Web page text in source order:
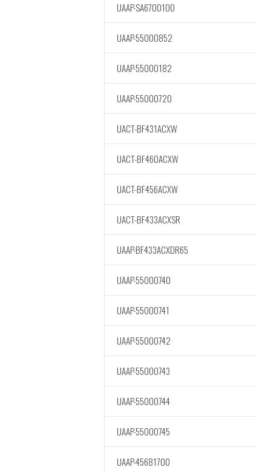
UAAP-SA6700100
UAAP-55000852
UAAP-55000182
UAAP-55000720
UACT-BF431ACXW
UACT-BF460ACXW
UACT-BF456ACXW
UACT-BF433ACXSR
UAAP-BF433ACXDR65
UAAP-55000740
UAAP-55000741
UAAP-55000742
UAAP-55000743
UAAP-55000744
UAAP-55000745
UAAP-45681700